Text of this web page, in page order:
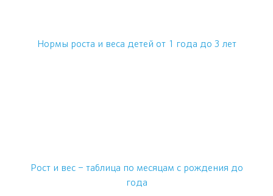
Нормы роста и веса детей от 1 года до 3 лет
Рост и вес – таблица по месяцам с рождения до
года